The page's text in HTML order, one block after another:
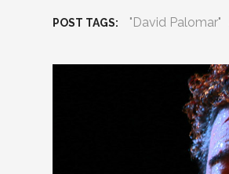
POST TAGS: "David Palomar"